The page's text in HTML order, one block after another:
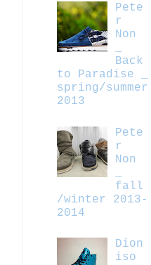
Pete
r
Non
Back
to Paradise _
spring/summer
2013
Pete
r
Non
fall
/winter 2013-
2014
Dion
iso